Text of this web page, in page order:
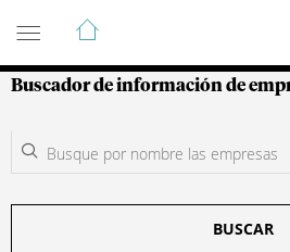
Guía de Empresas
Buscador de información de
BUSCAR